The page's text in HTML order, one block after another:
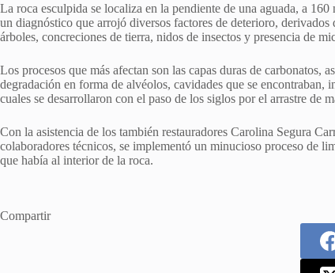
La roca esculpida se localiza en la pendiente de una aguada, a
un diagnóstico que arrojó diversos factores de deterioro,
árboles, concreciones de tierra, nidos de insectos y presencia de
Los procesos que más afectan son las capas duras de carbonatos,
degradación en forma de alvéolos, cavidades que se
cuales se desarrollaron con el paso de los siglos por el arrastre de
Con la asistencia de los también restauradores Carolina Segura
colaboradores técnicos, se implementó un minucioso proceso de
que había al interior de la roca.
Compartir